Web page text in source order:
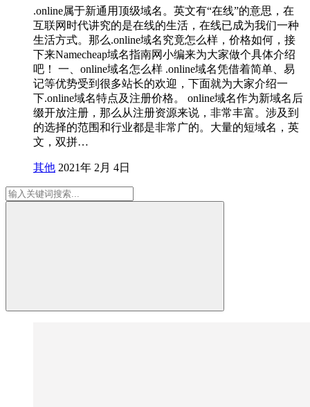
.online属于新通用顶级域名。英文有“在线”的意思，在
互联网时代讲究的是在线的生活，在线已成为我们一种
生活方式。那么.online域名究竟怎么样，价格如何，接
下来Namecheap域名指南网小编来为大家做个具体介绍
吧！ 一、online域名怎么样 .online域名凭借着简单、易
记等优势受到很多站长的欢迎，下面就为大家介绍一
下.online域名特点及注册价格。 online域名作为新域名后
缀开放注册，那么从注册资源来说，非常丰富。涉及到
的选择的范围和行业都是非常广的。大量的短域名，英
文，双拼…
其他 2021年 2月 4日